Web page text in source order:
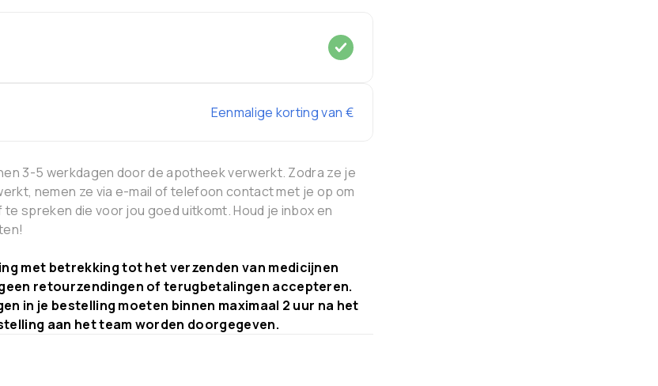
Eenmalige korting van €
3-5 werkdagen door de apotheek verwerkt. Zodra ze je
nemen ze via e-mail of telefoon contact met je op om
spreken die voor jou goed uitkomt. Houd je inbox en
met betrekking tot het verzenden van medicijnen
retourzendingen of terugbetalingen accepteren.
in je bestelling moeten binnen maximaal 2 uur na het
aan het team worden doorgegeven.